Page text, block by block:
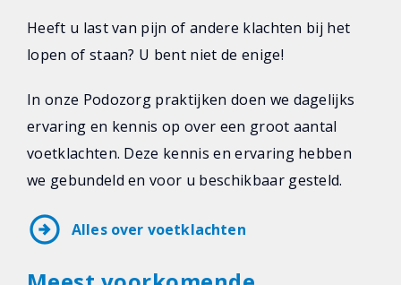
Heeft u last van pijn of andere klachten bij het
lopen of staan? U bent niet de enige!
In onze Podozorg praktijken doen we dagelijks
ervaring en kennis op over een groot aantal
voetklachten. Deze kennis en ervaring hebben
we gebundeld en voor u beschikbaar gesteld.
arrow_circle_right Alles over voetklachten